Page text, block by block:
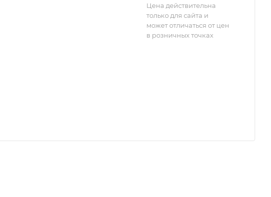
Цена действительна
только для сайта и
может отличаться от цен
в розничных точках